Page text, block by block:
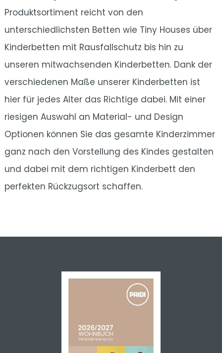
Produktsortiment reicht von den
unterschiedlichsten Betten wie Tiny Houses über
Kinderbetten mit Rausfallschutz bis hin zu
unseren mitwachsenden Kinderbetten. Dank der
verschiedenen Maße unserer Kinderbetten ist
hier für jedes Alter das Richtige dabei. Mit einer
riesigen Auswahl an Material- und Design
Optionen können Sie das gesamte Kinderzimmer
ganz nach den Vorstellung des Kindes gestalten
und dabei mit dem richtigen Kinderbett den
perfekten Rückzugsort schaffen.